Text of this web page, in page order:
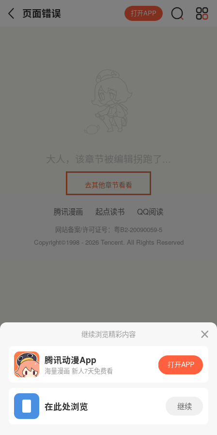
页面错误 打开APP
大人，该章节被编辑拐跑了...
去其他章节看看
继续浏览精彩内容
腾讯动漫App
海量漫画 新人7天免费看
打开APP
在此处浏览 继续
腾讯漫画 起点读书 QQ阅读
网站备案/许可证号：粤B2-20090059-5
Copyright©1998 - 2026 Tencent. All Rights Reserved